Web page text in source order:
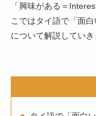
「興味がある＝
こではタイ語で「面
について解説していき